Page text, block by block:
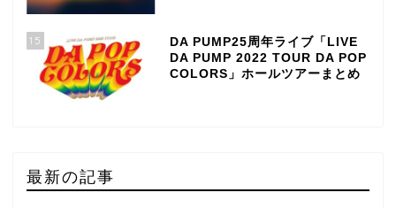
15
DA PUMP25周年ライブ「LIVE
DA PUMP 2022 TOUR DA POP
COLORS」ホールツアーまとめ
最新の記事